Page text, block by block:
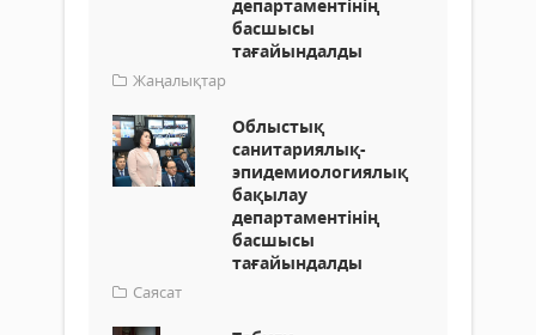
департаментінің
басшысы
тағайындалды
Жаңалықтар
Облыстық
санитариялық-
эпидемиологиялық
бақылау
департаментінің
басшысы
тағайындалды
Саясат